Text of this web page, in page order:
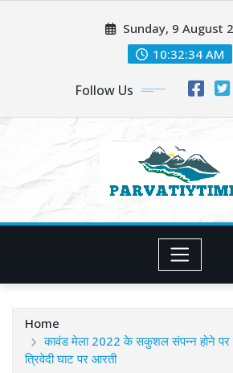
Sunday, 9 August
10:32:35 AM
Follow Us
Home
कावंड मेला 2022 के सकुशल संपन्न होने पर
त्रिवेदी घाट पर आरती